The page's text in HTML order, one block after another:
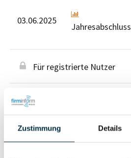
Zustimmung Details
03.06.2025
Jahresabschluss
Für registrierte Nutzer